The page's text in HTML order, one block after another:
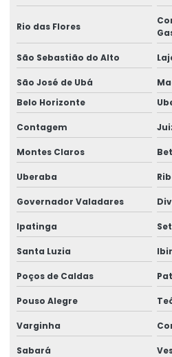
Etiquetas Personalizadas Para
Etiquetas Proporcionais A Preços
Etiquetas Resistentes À Água E Óleo
Fabricação De Etiquetas Adesivas
Fabricação De Etiquetas De Bopp
Fabricante De Etiquetas Para Loja
Fabricante De Rótulos Adesivos
Fabricante De Rótulos
Fornecedor De Etiqueta Balança
Fornecedor De Etiquetas Para
Fornecedor De Etiquetas Para
Fornecedor De Etiquetas Térmicas
Rio das Flores
São Sebastião do Alto
São José de Ubá
Belo Horizonte
Contagem
Montes Claros
Uberaba
Governador Valadares
Ipatinga
Santa Luzia
Poços de Caldas
Pouso Alegre
Varginha
Sabará